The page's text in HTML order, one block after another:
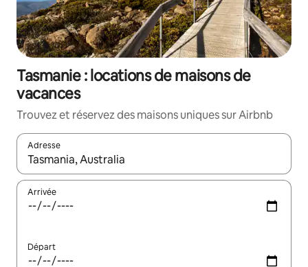
Tasmanie : locations de maisons de
vacances
Trouvez et réservez des maisons uniques sur Airbnb
Adresse
Lorsque les résultats s'affichent, utilisez les flèches vers le
Arrivée
Départ